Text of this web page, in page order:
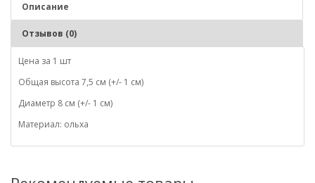
Описание
Отзывов (0)
Цена за 1 шт
Общая высота 7,5 см (+/- 1 см)
Диаметр 8 см (+/- 1 см)
Материал: ольха